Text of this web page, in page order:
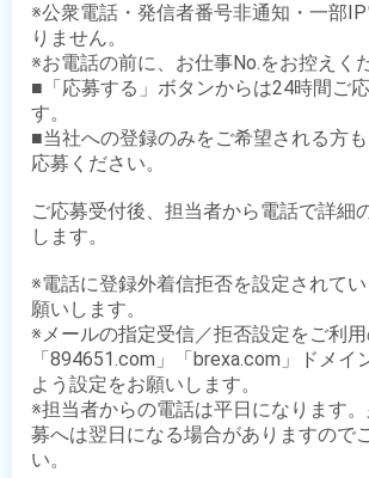
※公衆電話・発信者番号非通知・一部
りません。
※お電話の前に、お仕事No.をお控えく
■「応募する」ボタンからは24時間ご
す。
■当社への登録のみをご希望される方
応募ください。
ご応募受付後、担当者から電話で詳細
します。
※電話に登録外着信拒否を設定されて
願いします。
※メールの指定受信／拒否設定をご利用
「894651.com」「brexa.com」ドメイ
よう設定をお願いします。
※担当者からの電話は平日になります
募へは翌日になる場合がありますので